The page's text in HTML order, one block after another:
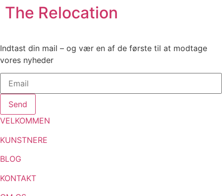
The Relocation
Indtast din mail – og vær en af de første til at modtage
vores nyheder
Send
VELKOMMEN
KUNSTNERE
BLOG
KONTAKT